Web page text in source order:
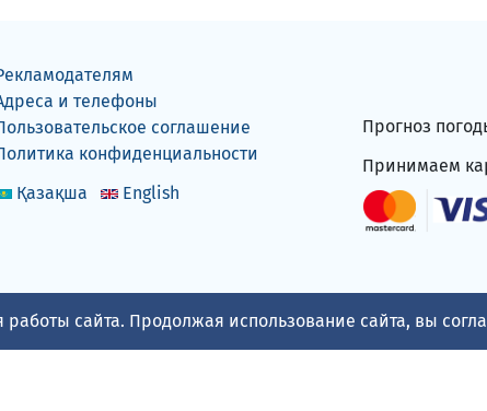
и телефоны
соглашение
конфиденциальности
Қазақша
English
Прогноз
Принимаем
сайта. Продолжая использование сайта, вы